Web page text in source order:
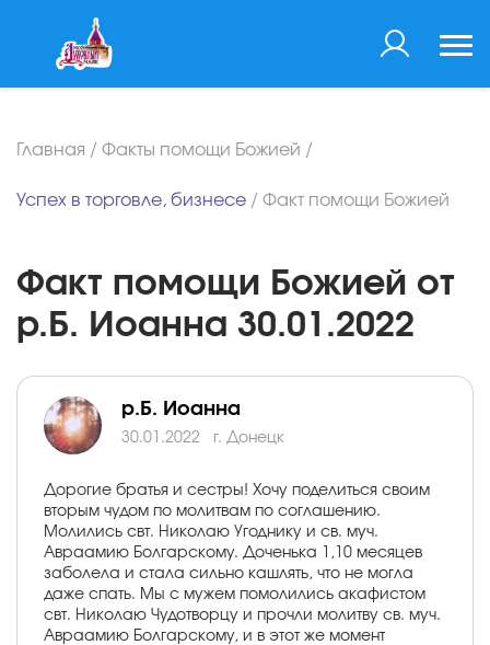
Главная / Факты помощи Божией /
Успех в торговле, бизнесе / Факт помощи Божией
Факт помощи Божией от
р.Б. Иоанна 30.01.2022
р.Б. Иоанна
30.01.2022 г. Донецк
Дорогие братья и сестры! Хочу поделиться своим
вторым чудом по молитвам по соглашению.
Молились свт. Николаю Угоднику и св. муч.
Авраамию Болгарскому. Доченька 1,10 месяцев
заболела и стала сильно кашлять, что не могла
даже спать. Мы с мужем помолились акафистом
свт. Николаю Чудотворцу и прочли молитву св. муч.
Авраамию Болгарскому, и в этот же момент